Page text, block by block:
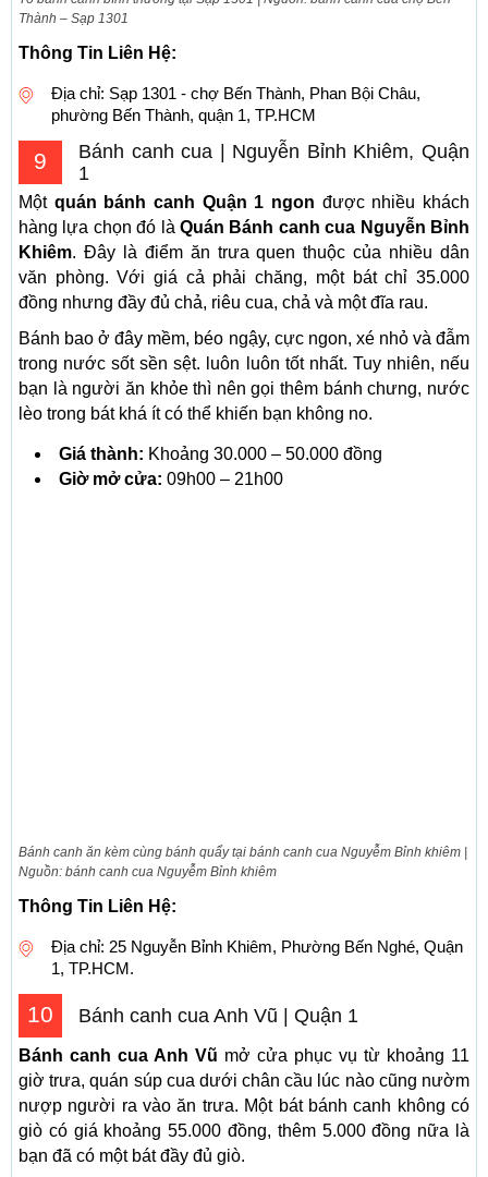
Thành – Sạp 1301
Thông Tin Liên Hệ:
Địa chỉ: Sạp 1301 - chợ Bến Thành, Phan Bội Châu,
phường Bến Thành, quận 1, TP.HCM
9
Bánh canh cua | Nguyễn Bỉnh Khiêm, Quận
1
Một quán bánh canh Quận 1 ngon được nhiều khách
hàng lựa chọn đó là Quán Bánh canh cua Nguyễn Bỉnh
Khiêm. Đây là điểm ăn trưa quen thuộc của nhiều dân
văn phòng. Với giá cả phải chăng, một bát chỉ 35.000
đồng nhưng đầy đủ chả, riêu cua, chả và một đĩa rau.
Bánh bao ở đây mềm, béo ngậy, cực ngon, xé nhỏ và đẫm
trong nước sốt sền sệt. luôn luôn tốt nhất. Tuy nhiên, nếu
bạn là người ăn khỏe thì nên gọi thêm bánh chưng, nước
lèo trong bát khá ít có thể khiến bạn không no.
Giá thành: Khoảng 30.000 – 50.000 đồng
Giờ mở cửa: 09h00 – 21h00
Bánh canh ăn kèm cùng bánh quẩy tại bánh canh cua Nguyễm Bỉnh khiêm |
Nguồn: bánh canh cua Nguyễm Bỉnh khiêm
Thông Tin Liên Hệ:
Địa chỉ: 25 Nguyễn Bỉnh Khiêm, Phường Bến Nghé, Quận
1, TP.HCM.
10 Bánh canh cua Anh Vũ | Quận 1
Bánh canh cua Anh Vũ mở cửa phục vụ từ khoảng 11
giờ trưa, quán súp cua dưới chân cầu lúc nào cũng nườm
nượp người ra vào ăn trưa. Một bát bánh canh không có
giò có giá khoảng 55.000 đồng, thêm 5.000 đồng nữa là
bạn đã có một bát đầy đủ giò.